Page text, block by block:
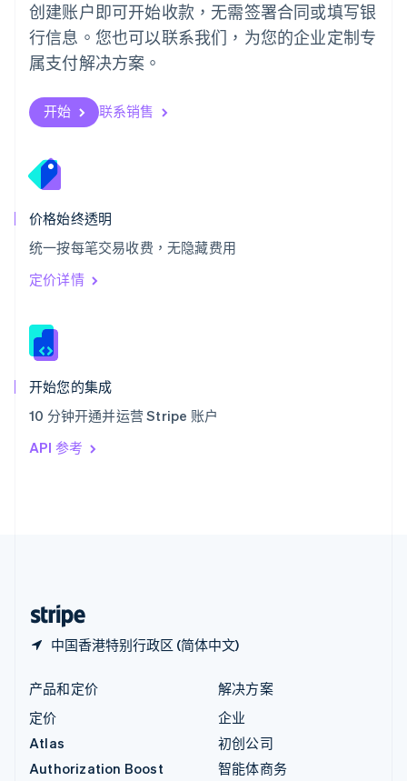
创建账户即可开始收款，无需签署合同或填写银
行信息。您也可以联系我们，为您的企业定制专
属支付解决方案。
开始 联系销售
价格始终透明
统一按每笔交易收费，无隐藏费用
定价详情
开始您的集成
10 分钟开通并运营 Stripe 账户
API 参考
中国香港特别行政区 (简体中文)
SvenskaEnglish
瑞士
DeutschFrançais ItalianoEnglish
塞浦路斯
斯洛伐克
English
English
泰国
ไทย
希腊
English
西班牙
Español
新加坡
新西兰
匈牙利
English
ItalianoEnglish
印度
English
产品和定价
定价
Atlas
Authorization Boost
解决方案
企业
初创公司
智能体商务